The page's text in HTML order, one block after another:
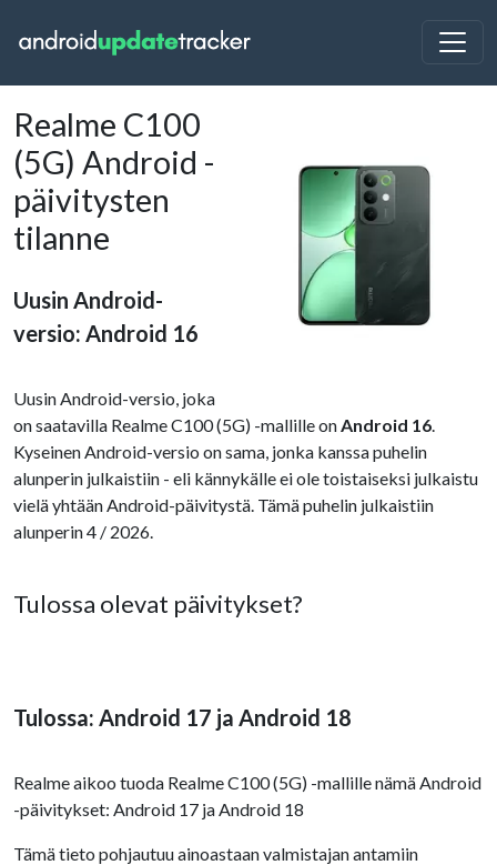
Realme C100
(5G) Android -
päivitysten
tilanne
Uusin Android-
versio: Android 16
Uusin Android-versio, joka
on saatavilla Realme C100 (5G) -mallille onAndroid 16.
Kyseinen Android-versio on sama, jonka kanssa puhelin
alunperin julkaistiin - eli kännykälle ei ole toistaiseksi julkaistu
vielä yhtään Android-päivitystä. Tämä puhelin julkaistiin
alunperin 4 / 2026.
Tulossa olevat päivitykset?
Tulossa: Android 17 ja Android 18
Realme aikoo tuoda Realme C100 (5G) -mallille nämä Android
-päivitykset: Android 17 ja Android 18
Tämä tieto pohjautuu ainoastaan valmistajan antamiin